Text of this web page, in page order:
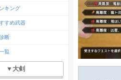
キング
すめ武器
断
覧
▼大剣